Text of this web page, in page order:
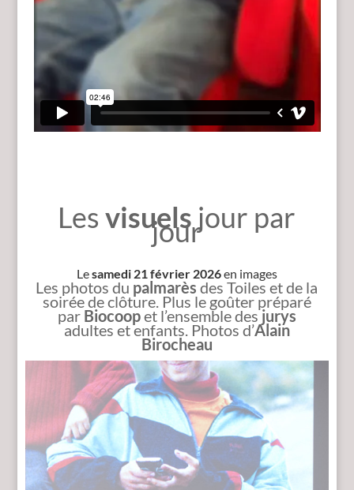
Lesvisuels jour par
jour
Lesamedi 21 février 2026en images
Les photos du palmarès des Toiles et de la
soirée de clôture. Plus le goûter préparé
par Biocoopet l’ensemble desjurys
adultes et enfants. Photos d’Alain
Birocheau